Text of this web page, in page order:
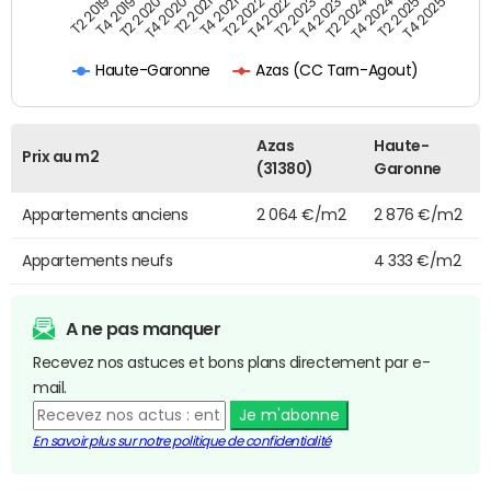
Haute-Garonne Azas (CC Tarn-Agout)
T2 2019T4 2019T2 2020T4 2020T2 2021T4 2021T2 2022T4 2022T2 2023T4 2023T2 2024T4 2024T2 2025T4 2025
Prix au m2
Azas
(31380)
Haute-
Garonne
Appartements anciens 2 064 €/m2 2 876 €/m2
Appartements neufs 4 333 €/m2
A ne pas manquer
Recevez nos astuces et bons plans directement par e-
mail.
Je m'abonne
En savoir plus sur notre politique de confidentialité